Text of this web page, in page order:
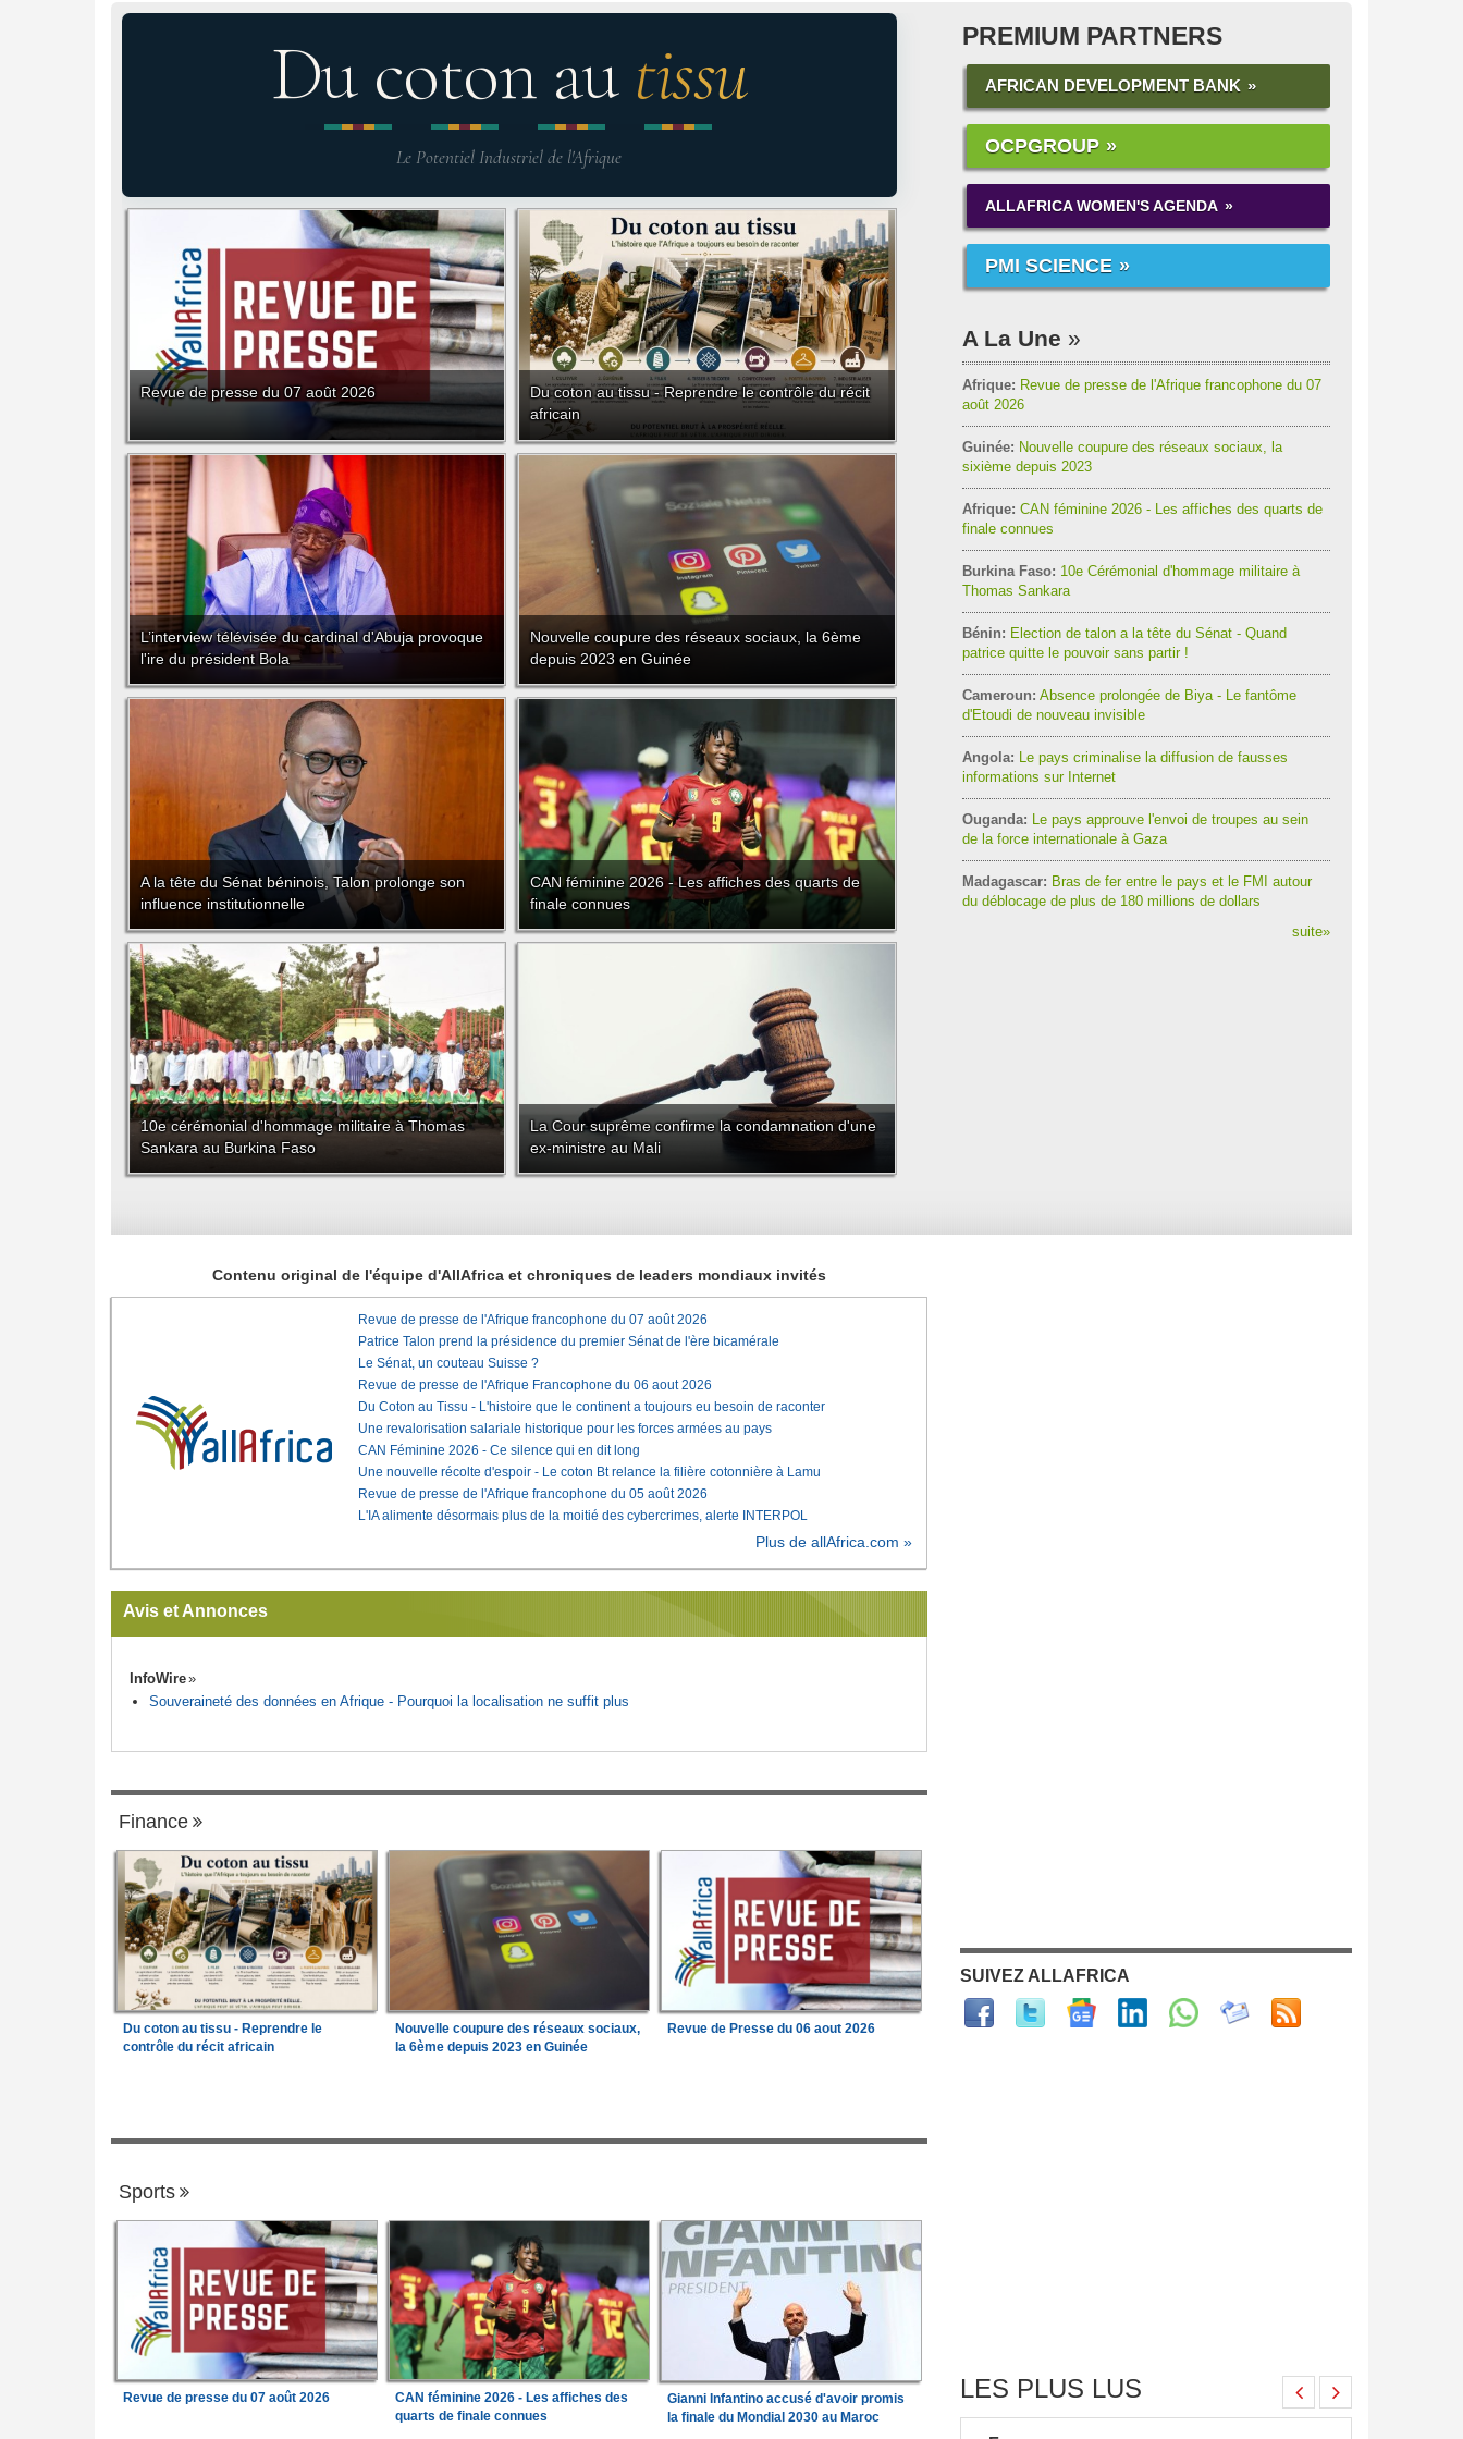
Du coton au tissu
Le Potentiel Industriel de l'Afrique
Revue de presse du 07 août 2026
Du coton au tissu - Reprendre le contrôle du récit
africain
L’interview télévisée du cardinal d'Abuja provoque
l'ire du président Bola
Nouvelle coupure des réseaux sociaux, la 6ème
depuis 2023 en Guinée
A la tête du Sénat béninois, Talon prolonge son
influence institutionnelle
CAN féminine 2026 - Les affiches des quarts de
finale connues
10e cérémonial d'hommage militaire à Thomas
Sankara au Burkina Faso
La Cour suprême confirme la condamnation d'une
ex-ministre au Mali
PREMIUM PARTNERS
AFRICAN DEVELOPMENT BANK
OCPGROUP
ALLAFRICA WOMEN'S AGENDA
PMI SCIENCE
A La Une
Afrique: Revue de presse de l'Afrique francophone du 07
août 2026
Guinée: Nouvelle coupure des réseaux sociaux, la
sixième depuis 2023
Afrique: CAN féminine 2026 - Les affiches des quarts de
finale connues
Burkina Faso: 10e Cérémonial d'hommage militaire à
Thomas Sankara
Bénin: Election de talon a la tête du Sénat - Quand
patrice quitte le pouvoir sans partir !
Cameroun: Absence prolongée de Biya - Le fantôme
d'Etoudi de nouveau invisible
Angola: Le pays criminalise la diffusion de fausses
informations sur Internet
Ouganda: Le pays approuve l'envoi de troupes au sein
de la force internationale à Gaza
Madagascar: Bras de fer entre le pays et le FMI autour
du déblocage de plus de 180 millions de dollars
suite»
Contenu original de l'équipe d'AllAfrica et chroniques de leaders mondiaux invités
Revue de presse de l'Afrique francophone du 07 août 2026
Patrice Talon prend la présidence du premier Sénat de l'ère bicamérale
Le Sénat, un couteau Suisse ?
Revue de presse de l'Afrique Francophone du 06 aout 2026
Du Coton au Tissu - L'histoire que le continent a toujours eu besoin de raconter
Une revalorisation salariale historique pour les forces armées au pays
CAN Féminine 2026 - Ce silence qui en dit long
Une nouvelle récolte d'espoir - Le coton Bt relance la filière cotonnière à Lamu
Revue de presse de l'Afrique francophone du 05 août 2026
L'IA alimente désormais plus de la moitié des cybercrimes, alerte INTERPOL
Plus de allAfrica.com »
Avis et Annonces
InfoWire
Souveraineté des données en Afrique - Pourquoi la localisation ne suffit plus
Finance
Du coton au tissu - Reprendre le
contrôle du récit africain
Nouvelle coupure des réseaux sociaux,
la 6ème depuis 2023 en Guinée
Revue de Presse du 06 aout 2026
Sports
Revue de presse du 07 août 2026
CAN féminine 2026 - Les affiches des
quarts de finale connues
Gianni Infantino accusé d'avoir promis
la finale du Mondial 2030 au Maroc
SUIVEZ ALLAFRICA
LES PLUS LUS